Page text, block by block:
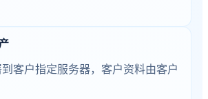
客户指定服务器，客户资料由客户